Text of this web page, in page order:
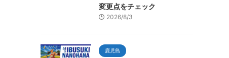
変更点をチェック
2026/8/3
鹿児島